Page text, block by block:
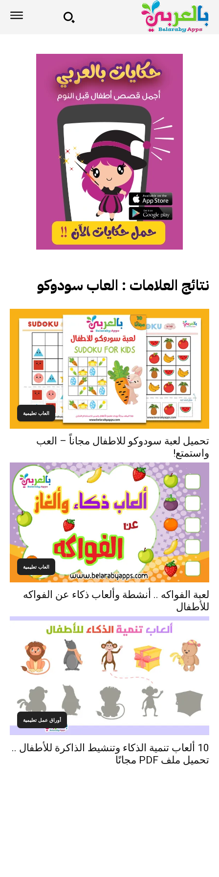
نتائج العلامات : العاب سودوكو
العاب تعليمية
تحميل لعبة سودوكو للاطفال مجاناً – العب
واستمتع!
العاب تعليمية
لعبة الفواكه .. أنشطة وألعاب ذكاء عن الفواكه
للأطفال
أوراق عمل تعليمية
10 ألعاب تنمية الذكاء وتنشيط الذاكرة للأطفال ..
تحميل ملف PDF مجانًا